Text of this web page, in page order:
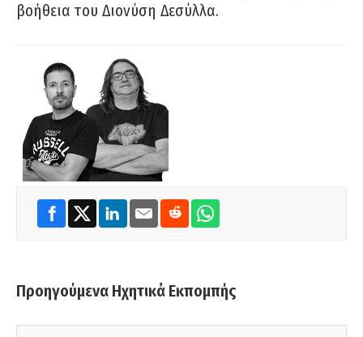
βοήθεια του Διονύση Δεσύλλα.
Προηγούμενα Ηχητικά Εκπομπής